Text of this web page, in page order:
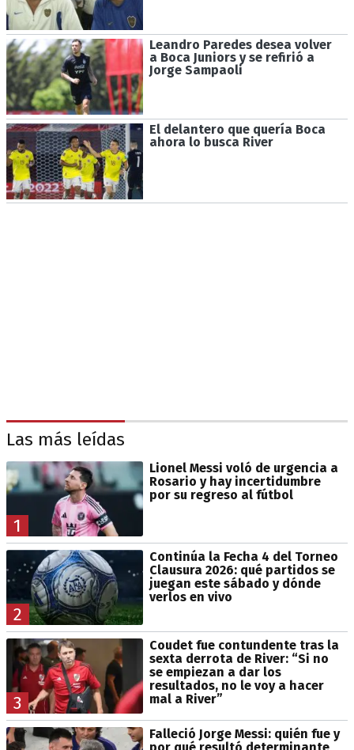
Leandro Paredes desea volver
a Boca Juniors y se refirió a
Jorge Sampaoli
El delantero que quería Boca
ahora lo busca River
Las más leídas
1
Lionel Messi voló de urgencia a
Rosario y hay incertidumbre
por su regreso al fútbol
2
Continúa la Fecha 4 del Torneo
Clausura 2026: qué partidos se
juegan este sábado y dónde
verlos en vivo
3
Coudet fue contundente tras la
sexta derrota de River: “Si no
se empiezan a dar los
resultados, no le voy a hacer
mal a River”
Falleció Jorge Messi: quién fue y